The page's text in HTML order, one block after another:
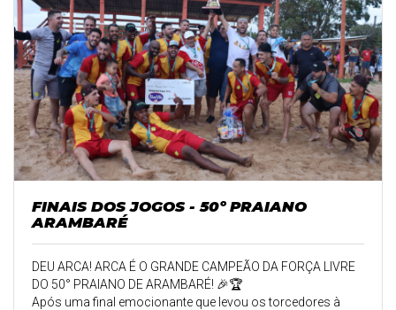
FINAIS DOS JOGOS - 50º PRAIANO
ARAMBARÉ
DEU ARCA! ARCA É O GRANDE CAMPEÃO DA FORÇA LIVRE
DO 50° PRAIANO DE ARAMBARÉ! 🎉🏆
Após uma final emocionante que levou os torcedores à